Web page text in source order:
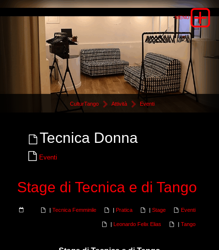
CulturTango Attività Eventi
Tecnica Donna
Eventi
Stage di Tecnica e di Tango
Eventi
|Stage
|Pratica
|Tecnica Femminile
|Tango
|Leonardo Felix Elias